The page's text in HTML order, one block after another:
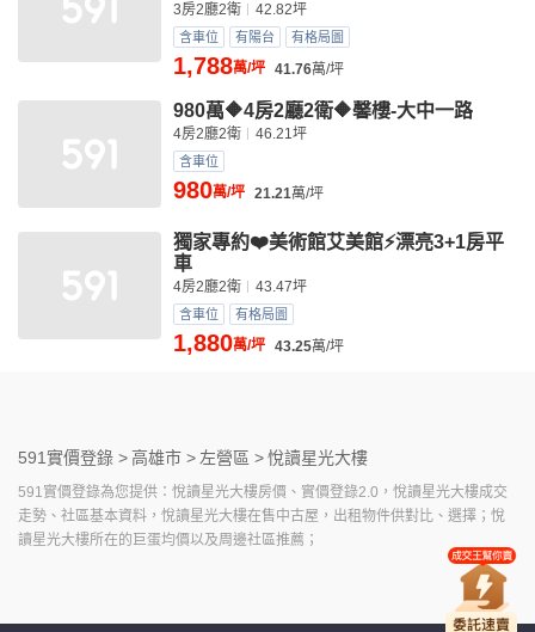
3房2廳2衛 42.82坪
含車位 有陽台 有格局圖
1,788萬/坪 41.76萬/坪
980萬🔶4房2廳2衛🔶馨樓-大中一路
4房2廳2衛 46.21坪
含車位
980萬/坪 21.21萬/坪
獨家專約❤️美術館艾美館⚡漂亮3+1房平
車
4房2廳2衛 43.47坪
含車位 有格局圖
1,880萬/坪 43.25萬/坪
591實價登錄 >高雄市 > 左營區 >悅讀星光大樓
591實價登錄為您提供：悅讀星光大樓房價、實價登錄2.0，悅讀星光大樓成交
走勢、社區基本資料，悅讀星光大樓在售中古屋，出租物件供對比、選擇；悅
讀星光大樓所在的巨蛋均價以及周邊社區推薦；